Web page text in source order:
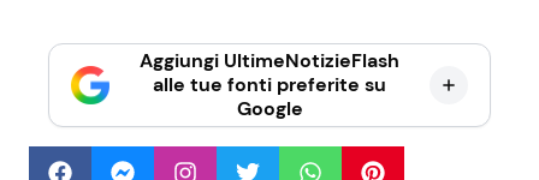
Aggiungi UltimeNotizieFlash
alle tue fonti preferite su
Google